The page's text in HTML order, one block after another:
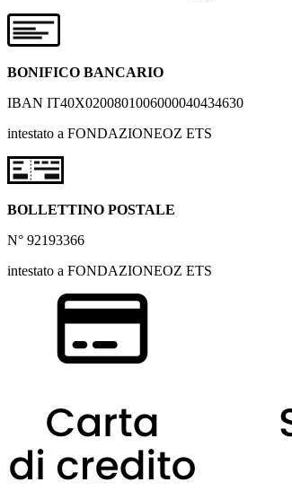
BONIFICO BANCARIO
IBAN IT40X0200801006000040434630
intestato a FONDAZIONEOZ ETS
BOLLETTINO POSTALE
N° 92193366
intestato a FONDAZIONEOZ ETS